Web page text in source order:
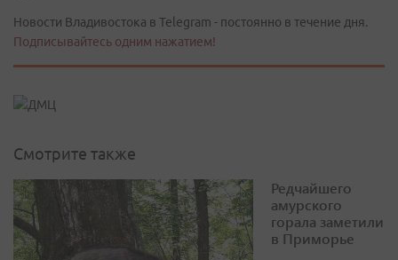
Новости Владивостока в Telegram - постоянно в течение дня.
Подписывайтесь одним нажатием!
Смотрите также
Редчайшего
амурского
горала заметили
в Приморье